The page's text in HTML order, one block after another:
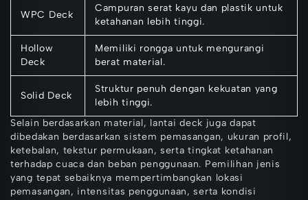
WPC Deck
Campuran serat kayu dan plastik untuk
ketahanan lebih tinggi.
Hollow
Deck
Memiliki rongga untuk mengurangi
berat material.
Solid Deck
Struktur penuh dengan kekuatan yang
lebih tinggi.
Selain berdasarkan material, lantai deck juga dapat
dibedakan berdasarkan sistem pemasangan, ukuran profil,
ketebalan, tekstur permukaan, serta tingkat ketahanan
terhadap cuaca dan beban penggunaan. Pemilihan jenis
yang tepat sebaiknya mempertimbangkan lokasi
pemasangan, intensitas penggunaan, serta kondisi